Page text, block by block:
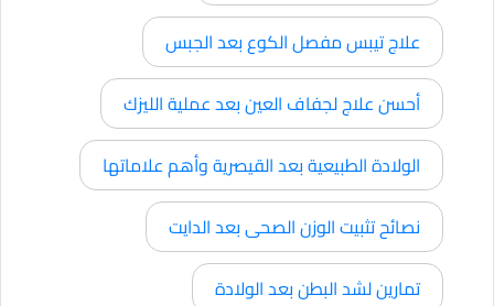
علاج تيبس مفصل الكوع بعد الجبس
أحسن علاج لجفاف العين بعد عملية الليزك
الولادة الطبيعية بعد القيصرية وأهم علاماتها
نصائح تثبيت الوزن الصحى بعد الدايت
تمارين لشد البطن بعد الولادة